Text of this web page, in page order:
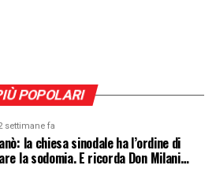
POPOLARI
settimane fa
la chiesa sinodale ha l’ordine di
la sodomia. E ricorda Don Milani…